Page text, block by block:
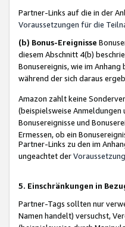
Partner-Links auf die in der
Voraussetzungen für die
(b) Bonus-Ereignisse
diesem Abschnitt 4(b)
Bonusereignis, wie im
während der sich daraus
Amazon zahlt keine
(beispielsweise
Bonusereignisse und
Ermessen, ob ein
Partner-Links zu den im
ungeachtet der
5. Einschränkungen in
Partner-Tags sollten nur
Namen handelt) versuchst,